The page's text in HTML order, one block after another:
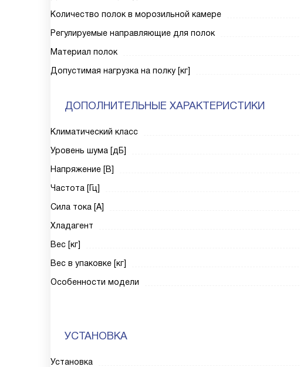
Количество полок в морозильной камере
Регулируемые направляющие для полок
Материал полок
Допустимая нагрузка на полку [кг]
ДОПОЛНИТЕЛЬНЫЕ ХАРАКТЕРИСТИКИ
Климатический класс
Уровень шума [дБ]
Напряжение [В]
Частота [Гц]
Сила тока [А]
Хладагент
Вес [кг]
Вес в упаковке [кг]
Особенности модели
УСТАНОВКА
Установка